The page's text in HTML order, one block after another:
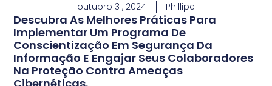
outubro 31, 2024 Phillipe
Descubra As Melhores Práticas Para
Implementar Um Programa De
Conscientização Em Segurança Da
Informação E Engajar Seus Colaboradores
Na Proteção Contra Ameaças